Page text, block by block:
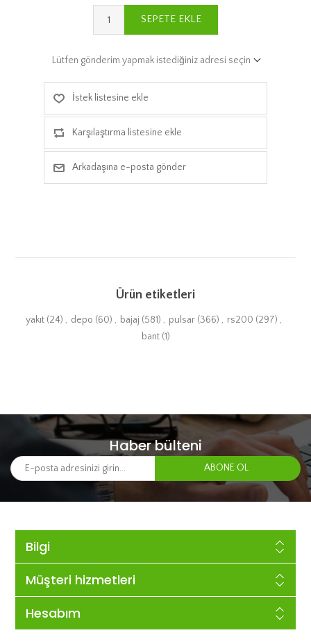
SEPETE EKLE
Lütfen gönderim yapmak istediğiniz adresi seçin
İstek listesine ekle
Karşılaştırma listesine ekle
Arkadaşına e-posta gönder
Ürün etiketleri
yakıt (24) , depo (60) , bajaj (581) , pulsar (366) , rs200 (297) ,
bant (1)
Haber bülteni
Bilgi
Müşteri hizmetleri
Hesabım